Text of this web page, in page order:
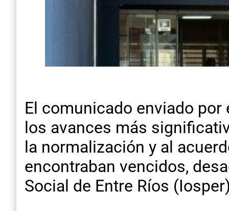
El comunicado enviado por
los avances más
la normalización y al
encontraban vencidos,
Social de Entre Ríos